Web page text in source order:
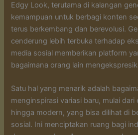
Edgy Look, terutama di kalangan
kemampuan untuk berbagi konten
terus berkembang dan berevolusi.
cenderung lebih terbuka terhadap
media sosial memberikan platform
bagaimana orang lain
Satu hal yang menarik adalah
menginspirasi variasi baru, mulai dari
hingga modern, yang bisa dilihat di
sosial. Ini menciptakan ruang bagi